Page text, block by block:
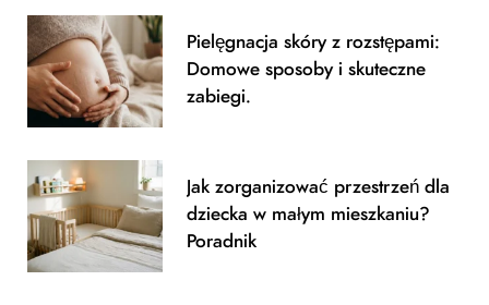
Pielęgnacja skóry z rozstępami:
Domowe sposoby i skuteczne
zabiegi.
Jak zorganizować przestrzeń dla
dziecka w małym mieszkaniu?
Poradnik